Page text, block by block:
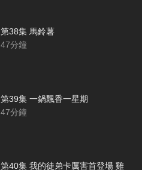
第38集 馬鈴薯
47分鐘
第39集 一鍋飄香一星期
47分鐘
第40集 我的徒弟卡厲害首登場 雞